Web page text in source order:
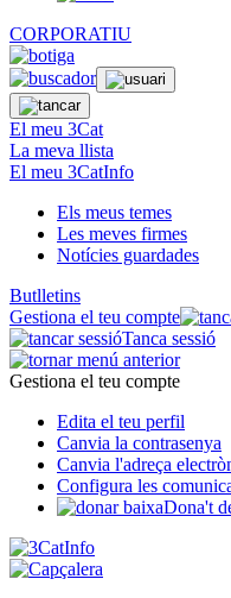
CORPORATIU
El meu 3Cat
La meva llista
El meu 3CatInfo
Els meus temes
Les meves firmes
Notícies guardades
Butlletins
Gestiona el teu compte
Tanca sessió
Gestiona el teu compte
Edita el teu perfil
Canvia la contrasenya
Canvia l'adreça
Configura les
Dona't